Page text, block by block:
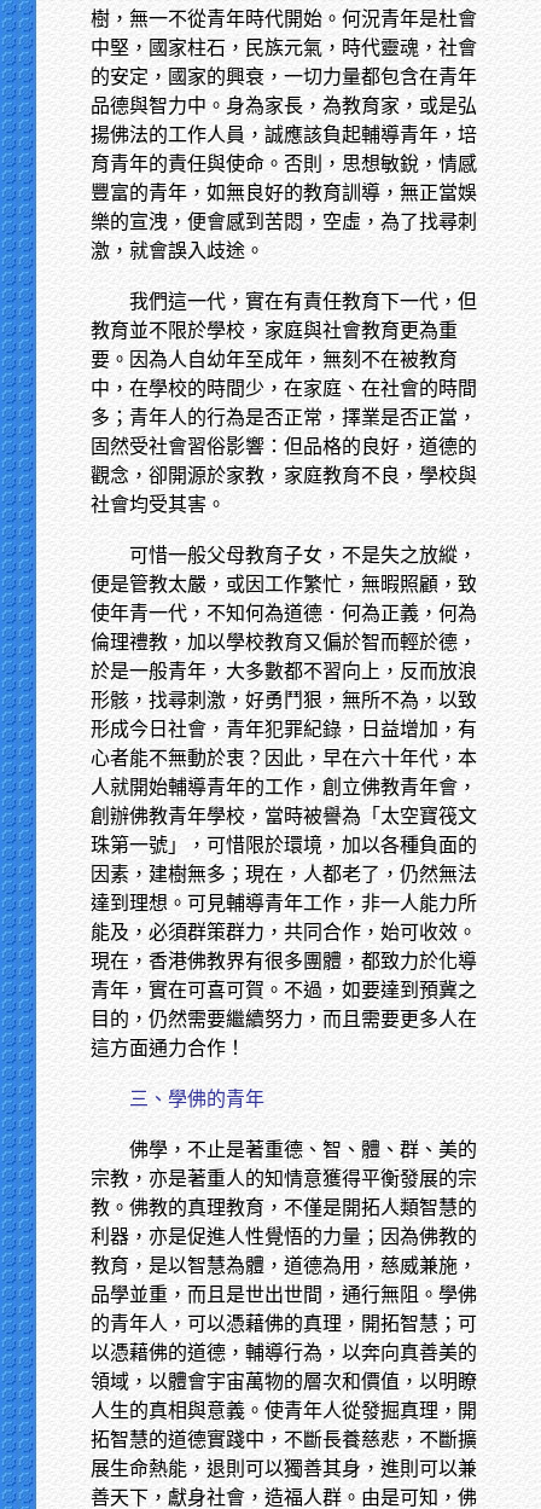
樹，無一不從青年時代開始。何況青年是杜會
中堅，國家柱石，民族元氣，時代靈魂，社會
的安定，國家的興衰，一切力量都包含在青年
品德與智力中。身為家長，為教育家，或是弘
揚佛法的工作人員，誠應該負起輔導青年，培
育青年的責任與使命。否則，思想敏銳，情感
豐富的青年，如無良好的教育訓導，無正當娛
樂的宣洩，便會感到苦悶，空虛，為了找尋刺
激，就會誤入歧途。
我們這一代，實在有責任教育下一代，但
教育並不限於學校，家庭與社會教育更為重
要。因為人自幼年至成年，無刻不在被教育
中，在學校的時間少，在家庭、在社會的時間
多；青年人的行為是否正常，擇業是否正當，
固然受社會習俗影響：但品格的良好，道德的
觀念，卻開源於家教，家庭教育不良，學校與
社會均受其害。
可惜一般父母教育子女，不是失之放縱，
便是管教太嚴，或因工作繁忙，無暇照顧，致
使年青一代，不知何為道德．何為正義，何為
倫理禮教，加以學校教育又偏於智而輕於德，
於是一般青年，大多數都不習向上，反而放浪
形骸，找尋刺激，好勇鬥狠，無所不為，以致
形成今日社會，青年犯罪紀錄，日益增加，有
心者能不無動於衷？因此，早在六十年代，本
人就開始輔導青年的工作，創立佛教青年會，
創辦佛教青年學校，當時被譽為「太空寶筏文
珠第一號」，可惜限於環境，加以各種負面的
因素，建樹無多；現在，人都老了，仍然無法
達到理想。可見輔導青年工作，非一人能力所
能及，必須群策群力，共同合作，始可收效。
現在，香港佛教界有很多團體，都致力於化導
青年，實在可喜可賀。不過，如要達到預冀之
目的，仍然需要繼續努力，而且需要更多人在
這方面通力合作！
三、學佛的青年
佛學，不止是著重德、智、體、群、美的
宗教，亦是著重人的知情意獲得平衡發展的宗
教。佛教的真理教育，不僅是開拓人類智慧的
利器，亦是促進人性覺悟的力量；因為佛教的
教育，是以智慧為體，道德為用，慈威兼施，
品學並重，而且是世出世間，通行無阻。學佛
的青年人，可以憑藉佛的真理，開拓智慧；可
以憑藉佛的道德，輔導行為，以奔向真善美的
領域，以體會宇宙萬物的層次和價值，以明瞭
人生的真相與意義。使青年人從發掘真理，開
拓智慧的道德實踐中，不斷長養慈悲，不斷擴
展生命熱能，退則可以獨善其身，進則可以兼
善天下，獻身社會，造福人群。由是可知，佛